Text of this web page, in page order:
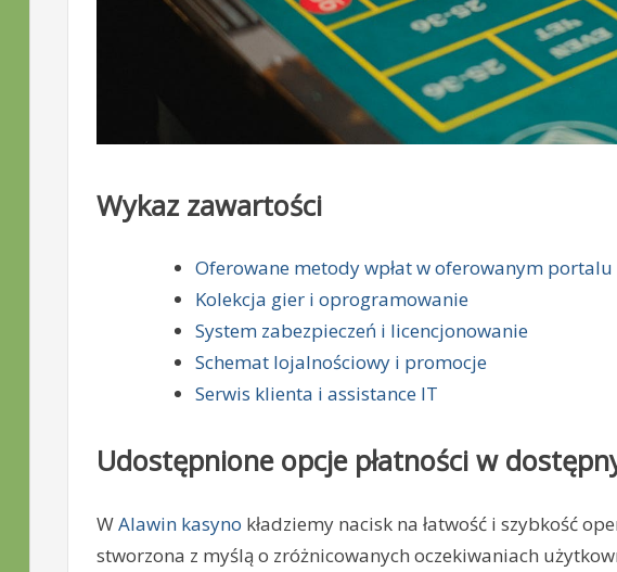
Wykaz zawartości
Oferowane metody wpłat w oferowanym portalu
Kolekcja gier i oprogramowanie
System zabezpieczeń i licencjonowanie
Schemat lojalnościowy i promocje
Serwis klienta i assistance IT
Udostępnione opcje płatności w
WAlawin kasyno kładziemy nacisk na łatwość i szybkość
stworzona z myślą o zróżnicowanych oczekiwaniach